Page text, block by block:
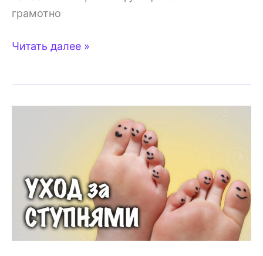
грамотно
10
что
нужно
взять
Читать далее »